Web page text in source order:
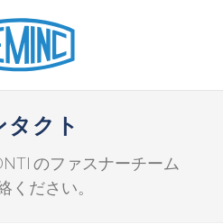
タクト
のファスナーチーム
ください。